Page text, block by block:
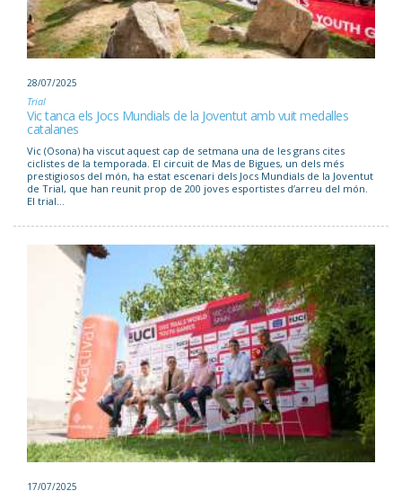
28/07/2025
Trial
Vic tanca els Jocs Mundials de la Joventut amb vuit medalles
catalanes
Vic (Osona) ha viscut aquest cap de setmana una de les grans cites
ciclistes de la temporada. El circuit de Mas de Bigues, un dels més
prestigiosos del món, ha estat escenari dels Jocs Mundials de la Joventut
de Trial, que han reunit prop de 200 joves esportistes d’arreu del món.
El trial...
17/07/2025